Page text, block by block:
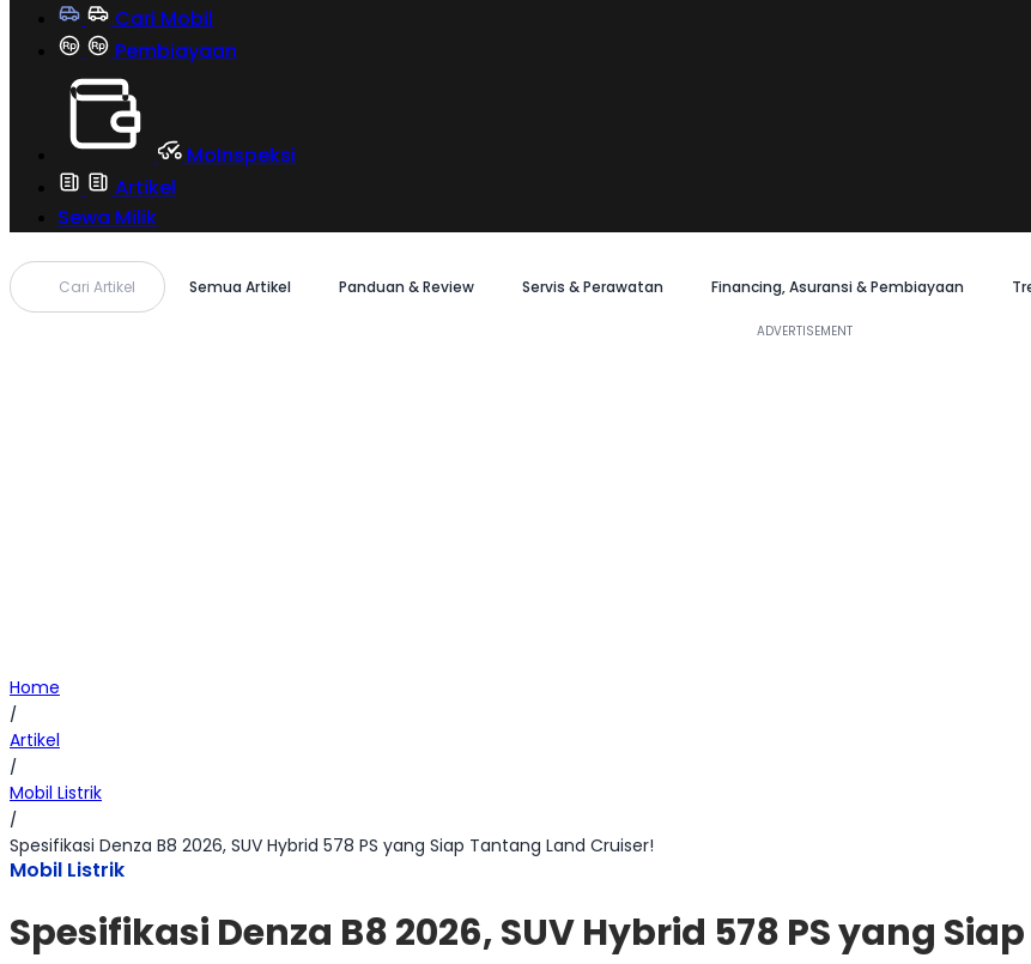
Cari Mobil
Pembiayaan
MoInspeksi
Artikel
Sewa Milik
Cari Artikel Semua Artikel Panduan & Review Servis & Perawatan Financing, Asuransi & Pembiayaan
Home
/
Artikel
/
Mobil Listrik
/
Spesifikasi Denza B8 2026, SUV Hybrid 578 PS yang Siap Tantang Land Cruiser!
Mobil Listrik
Spesifikasi Denza B8 2026, SUV Hybrid 578 PS yang